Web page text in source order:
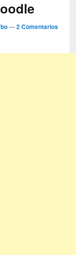
—2 Comentarios